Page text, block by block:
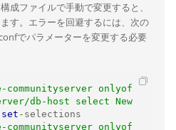
成ファイルで手動で変更すると、
す。エラーを回避するには、次の
でパラメーターを変更する必要
onlyof
db-host select New
set - selections
onlyof